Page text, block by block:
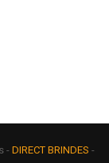
- DIRECT BRINDES -